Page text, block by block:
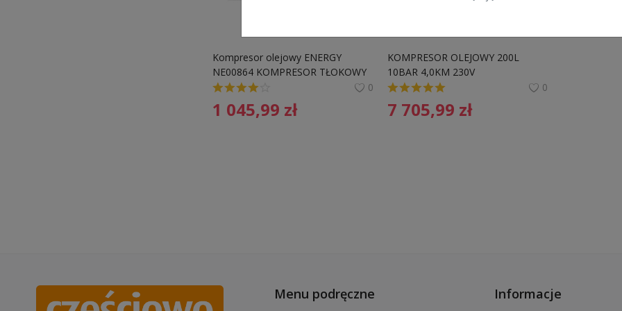
Kompresor olejowy ENERGY
NE00864 KOMPRESOR TŁOKOWY
12-30L 24L 8BAR 3,8KM 230V
0
1 045,99 zł
KOMPRESOR OLEJOWY 200L
10BAR 4,0KM 230V
0
7 705,99 zł
Menu podręczne Informacje